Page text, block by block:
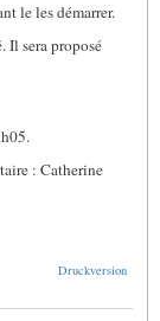
le les démarrer.
Il sera proposé
: Catherine
Druckversion